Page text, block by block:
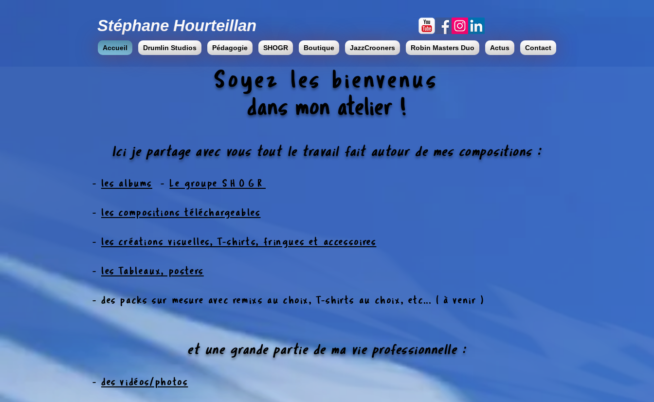
​Stéphane Hourteillan
Accueil Drumlin Studios Pédagogie SHOGR Boutique JazzCrooners Robin Masters Duo Actus Contact
Soyez les bienvenus
dans mon atelier !
Ici je partage avec vous tout le travail fait autour de mes compositions :
- les albums - Le groupe SHOGR
- les compositions téléchargeables
- les créations visuelles, T-shirts, fringues et accessoires
- les Tableaux, posters
- des packs sur mesure avec remixs au choix, T-shirts au choix, etc... ( à venir )
et une grande partie de ma vie professionnelle :
-des vidéos/photos